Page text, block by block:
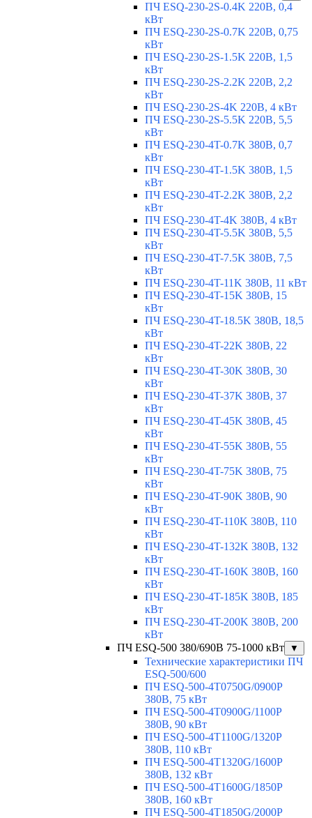
ПЧ ESQ-230-2S-0.4K 220В, 0,4
кВт
ПЧ ESQ-230-2S-0.7K 220В, 0,75
кВт
ПЧ ESQ-230-2S-1.5K 220В, 1,5
кВт
ПЧ ESQ-230-2S-2.2K 220В, 2,2
кВт
ПЧ ESQ-230-2S-4K 220В, 4 кВт
ПЧ ESQ-230-2S-5.5K 220В, 5,5
кВт
ПЧ ESQ-230-4T-0.7K 380В, 0,7
кВт
ПЧ ESQ-230-4T-1.5K 380В, 1,5
кВт
ПЧ ESQ-230-4T-2.2K 380В, 2,2
кВт
ПЧ ESQ-230-4T-4K 380В, 4 кВт
ПЧ ESQ-230-4T-5.5K 380В, 5,5
кВт
ПЧ ESQ-230-4T-7.5K 380В, 7,5
кВт
ПЧ ESQ-230-4T-11K 380В, 11 кВт
ПЧ ESQ-230-4T-15K 380В, 15
кВт
ПЧ ESQ-230-4T-18.5K 380В, 18,5
кВт
ПЧ ESQ-230-4T-22K 380В, 22
кВт
ПЧ ESQ-230-4T-30K 380В, 30
кВт
ПЧ ESQ-230-4T-37K 380В, 37
кВт
ПЧ ESQ-230-4T-45K 380В, 45
кВт
ПЧ ESQ-230-4T-55K 380В, 55
кВт
ПЧ ESQ-230-4T-75K 380В, 75
кВт
ПЧ ESQ-230-4T-90K 380В, 90
кВт
ПЧ ESQ-230-4T-110K 380В, 110
кВт
ПЧ ESQ-230-4T-132K 380В, 132
кВт
ПЧ ESQ-230-4T-160K 380В, 160
кВт
ПЧ ESQ-230-4T-185K 380В, 185
кВт
ПЧ ESQ-230-4T-200K 380В, 200
кВт
ПЧ ESQ-500 380/690В 75-1000 кВт
▼
Технические характеристики ПЧ
ESQ-500/600
ПЧ ESQ-500-4T0750G/0900P
380В, 75 кВт
ПЧ ESQ-500-4T0900G/1100P
380В, 90 кВт
ПЧ ESQ-500-4T1100G/1320P
380В, 110 кВт
ПЧ ESQ-500-4T1320G/1600P
380В, 132 кВт
ПЧ ESQ-500-4T1600G/1850P
380В, 160 кВт
ПЧ ESQ-500-4T1850G/2000P